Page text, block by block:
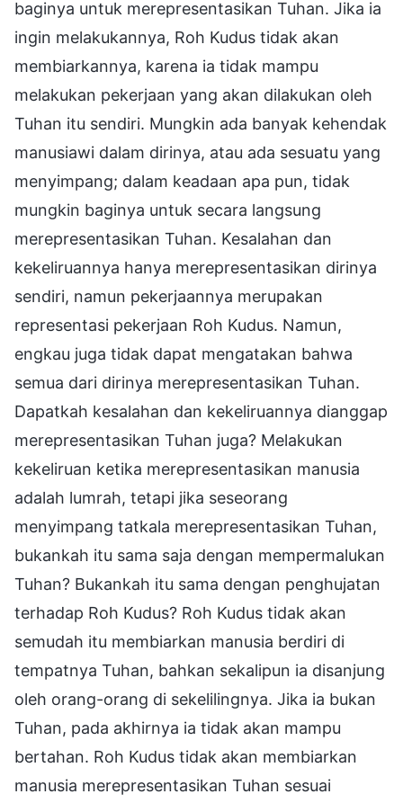
baginya untuk merepresentasikan Tuhan. Jika ia
ingin melakukannya, Roh Kudus tidak akan
membiarkannya, karena ia tidak mampu
melakukan pekerjaan yang akan dilakukan oleh
Tuhan itu sendiri. Mungkin ada banyak kehendak
manusiawi dalam dirinya, atau ada sesuatu yang
menyimpang; dalam keadaan apa pun, tidak
mungkin baginya untuk secara langsung
merepresentasikan Tuhan. Kesalahan dan
kekeliruannya hanya merepresentasikan dirinya
sendiri, namun pekerjaannya merupakan
representasi pekerjaan Roh Kudus. Namun,
engkau juga tidak dapat mengatakan bahwa
semua dari dirinya merepresentasikan Tuhan.
Dapatkah kesalahan dan kekeliruannya dianggap
merepresentasikan Tuhan juga? Melakukan
kekeliruan ketika merepresentasikan manusia
adalah lumrah, tetapi jika seseorang
menyimpang tatkala merepresentasikan Tuhan,
bukankah itu sama saja dengan mempermalukan
Tuhan? Bukankah itu sama dengan penghujatan
terhadap Roh Kudus? Roh Kudus tidak akan
semudah itu membiarkan manusia berdiri di
tempatnya Tuhan, bahkan sekalipun ia disanjung
oleh orang-orang di sekelilingnya. Jika ia bukan
Tuhan, pada akhirnya ia tidak akan mampu
bertahan. Roh Kudus tidak akan membiarkan
manusia merepresentasikan Tuhan sesuai